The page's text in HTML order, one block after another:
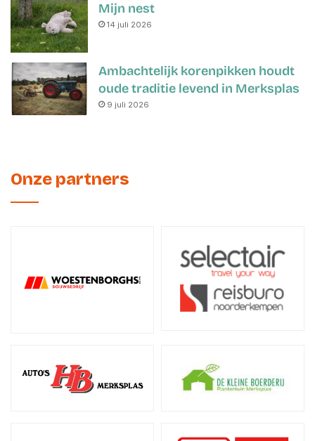
Mijn nest
14 juli 2026
Ambachtelijk korenpikken houdt
oude traditie levend in Merksplas
9 juli 2026
Onze partners